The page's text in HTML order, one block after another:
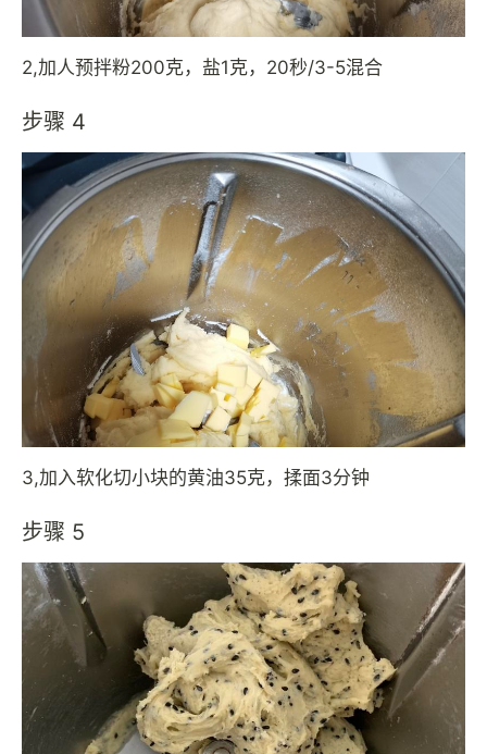
2,加人预拌粉200克，盐1克，20秒/3-5混合
步骤 4
3,加入软化切小块的黄油35克，揉面3分钟
步骤 5